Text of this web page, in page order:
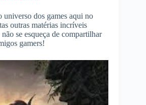
dos games aqui no
outras matérias incríveis
se esqueça de compartilhar
gamers!